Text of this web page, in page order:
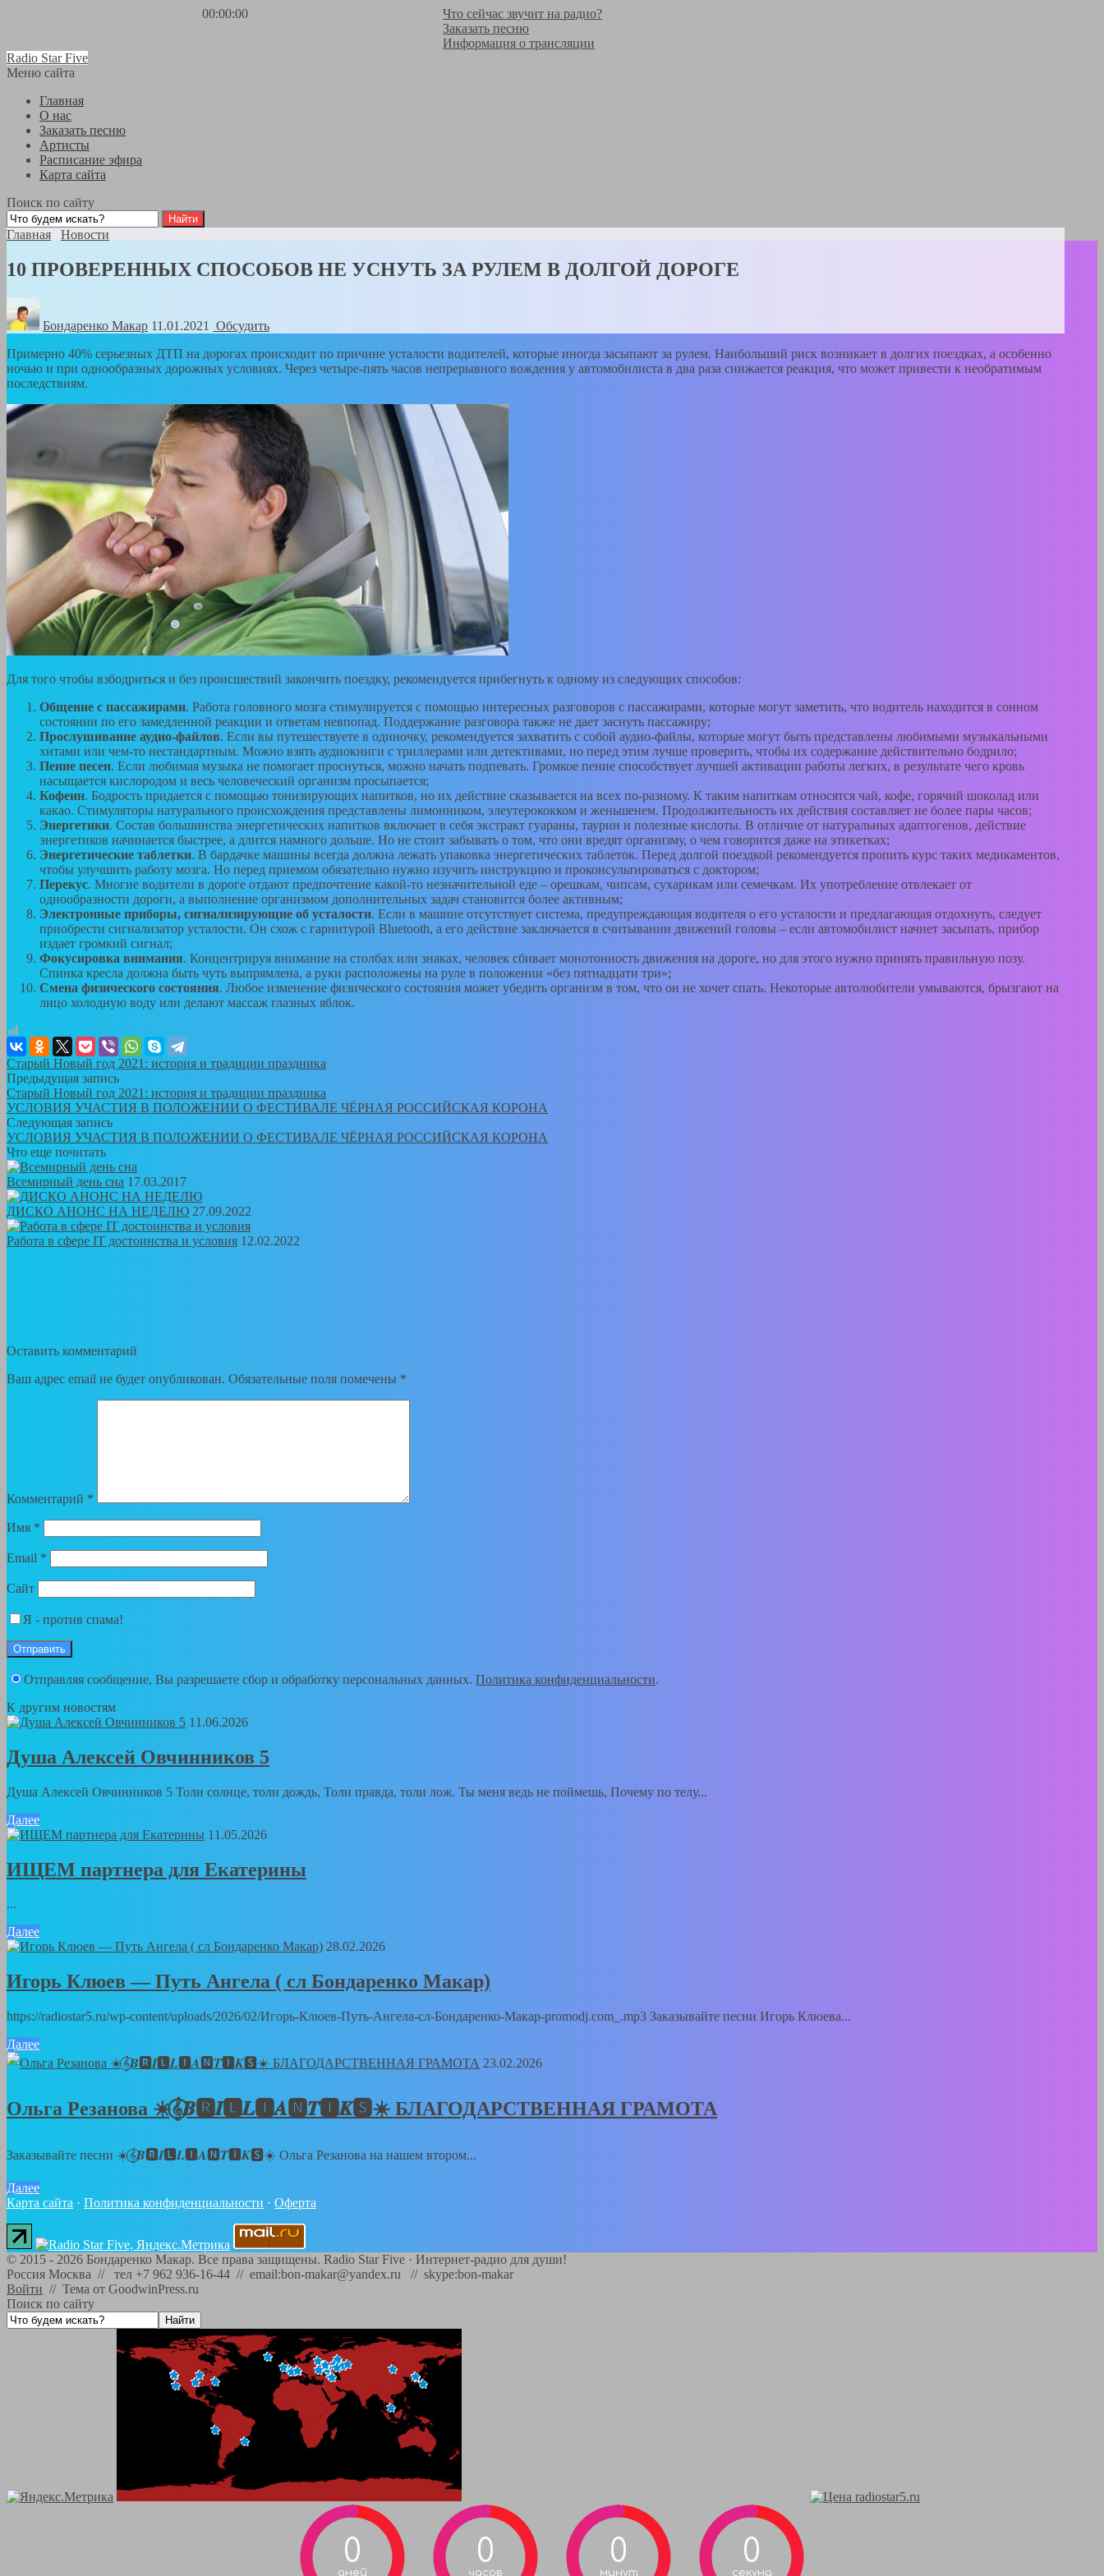
00:00:00
Что сейчас звучит на радио?
Заказать песню
Информация о трансляции
Radio Star Five
Меню сайта
Главная
О нас
Заказать песню
Артисты
Расписание эфира
Карта сайта
Поиск по сайту
Главная Новости
10 ПРОВЕРЕННЫХ СПОСОБОВ НЕ УСНУТЬ ЗА РУЛЕМ В ДОЛГОЙ ДОРОГЕ
Бондаренко Mакар 11.01.2021
Обсудить
Примерно 40% серьезных ДТП на дорогах происходит по причине усталости водителей, которые иногда засыпают за рулем. Наибольший риск возникает в долгих поездках, а особенно
ночью и при однообразных дорожных условиях. Через четыре-пять часов непрерывного вождения у автомобилиста в два раза снижается реакция, что может привести к необратимым
последствиям.
Для того чтобы взбодриться и без происшествий закончить поездку, рекомендуется прибегнуть к одному из следующих способов:
Общение с пассажирами. Работа головного мозга стимулируется с помощью интересных разговоров с пассажирами, которые могут заметить, что водитель находится в сонном
состоянии по его замедленной реакции и ответам невпопад. Поддержание разговора также не дает заснуть пассажиру;
Прослушивание аудио-файлов. Если вы путешествуете в одиночку, рекомендуется захватить с собой аудио-файлы, которые могут быть представлены любимыми музыкальными
хитами или чем-то нестандартным. Можно взять аудиокниги с триллерами или детективами, но перед этим лучше проверить, чтобы их содержание действительно бодрило;
Пение песен. Если любимая музыка не помогает проснуться, можно начать подпевать. Громкое пение способствует лучшей активации работы легких, в результате чего кровь
насыщается кислородом и весь человеческий организм просыпается;
Кофеин. Бодрость придается с помощью тонизирующих напитков, но их действие сказывается на всех по-разному. К таким напиткам относятся чай, кофе, горячий шоколад или
какао. Стимуляторы натурального происхождения представлены лимонником, элеутерококком и женьшенем. Продолжительность их действия составляет не более пары часов;
Энергетики. Состав большинства энергетических напитков включает в себя экстракт гуараны, таурин и полезные кислоты. В отличие от натуральных адаптогенов, действие
энергетиков начинается быстрее, а длится намного дольше. Но не стоит забывать о том, что они вредят организму, о чем говорится даже на этикетках;
Энергетические таблетки. В бардачке машины всегда должна лежать упаковка энергетических таблеток. Перед долгой поездкой рекомендуется пропить курс таких медикаментов,
чтобы улучшить работу мозга. Но перед приемом обязательно нужно изучить инструкцию и проконсультироваться с доктором;
Перекус. Многие водители в дороге отдают предпочтение какой-то незначительной еде – орешкам, чипсам, сухарикам или семечкам. Их употребление отвлекает от
однообразности дороги, а выполнение организмом дополнительных задач становится более активным;
Электронные приборы, сигнализирующие об усталости. Если в машине отсутствует система, предупреждающая водителя о его усталости и предлагающая отдохнуть, следует
приобрести сигнализатор усталости. Он схож с гарнитурой Bluetooth, а его действие заключается в считывании движений головы – если автомобилист начнет засыпать, прибор
издает громкий сигнал;
Фокусировка внимания. Концентрируя внимание на столбах или знаках, человек сбивает монотонность движения на дороге, но для этого нужно принять правильную позу.
Спинка кресла должна быть чуть выпрямлена, а руки расположены на руле в положении «без пятнадцати три»;
Смена физического состояния. Любое изменение физического состояния может убедить организм в том, что он не хочет спать. Некоторые автолюбители умываются, брызгают на
лицо холодную воду или делают массаж глазных яблок.
Старый Новый год 2021: история и традиции праздника
Предыдущая запись
Старый Новый год 2021: история и традиции праздника
УСЛОВИЯ УЧАСТИЯ В ПОЛОЖЕНИИ О ФЕСТИВАЛЕ ЧЁРНАЯ РОССИЙСКАЯ КОРОНА
Следующая запись
УСЛОВИЯ УЧАСТИЯ В ПОЛОЖЕНИИ О ФЕСТИВАЛЕ ЧЁРНАЯ РОССИЙСКАЯ КОРОНА
Что еще почитать
Всемирный день сна 17.03.2017
ДИСКО АНОНС НА НЕДЕЛЮ 27.09.2022
Работа в сфере IT достоинства и условия 12.02.2022
Оставить комментарий
Ваш адрес email не будет опубликован. Обязательные поля помечены *
Комментарий *
Имя *
Email *
Сайт
Я - против спама!
Отправляя сообщение, Вы разрешаете сбор и обработку персональных данных. Политика конфиденциальности.
К другим новостям
11.06.2026
Душа Алексей Овчинников 5
Душа Алексей Овчинников 5 Толи солнце, толи дождь, Толи правда, толи лож. Ты меня ведь не поймешь, Почему по телу...
Далее
11.05.2026
ИЩЕМ партнера для Екатерины
...
Далее
28.02.2026
Игорь Клюев — Путь Ангела ( сл Бондаренко Макар)
https://radiostar5.ru/wp-content/uploads/2026/02/Игорь-Клюев-Путь-Ангела-сл-Бондаренко-Макар-promodj.com_.mp3 Заказывайте песни Игорь Клюева...
Далее
23.02.2026
Ольга Резанова ☀️𝄞⃝𝑩🆁𝑰🅻𝑳🅸𝑨🅽𝑻🅸𝑲🆂☀️ БЛАГОДАРСТВЕННАЯ ГРАМОТА
Заказывайте песни ☀️𝄞⃝𝑩🆁𝑰🅻𝑳🅸𝑨🅽𝑻🅸𝑲🆂☀️ Ольга Резанова на нашем втором...
Далее
Карта сайта · Политика конфиденциальности · Оферта
© 2015 - 2026 Бондаренко Макар. Все права защищены. Radio Star Five · Интернет-радио для души!
Россия Москва // тел +7 962 936-16-44 // email:bon-makar@yandex.ru // skype:bon-makar
Войти // Тема от GoodwinPress.ru
Поиск по сайту
0
дней
0
часов
0
минут
0
секунд